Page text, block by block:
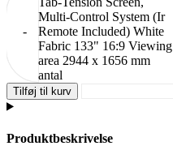
-
Multi-Control System (Ir
Remote Included) White
Fabric 133" 16:9 Viewing
area 2944 x 1656 mm
antal
Tilføj til kurv
Produktbeskrivelse